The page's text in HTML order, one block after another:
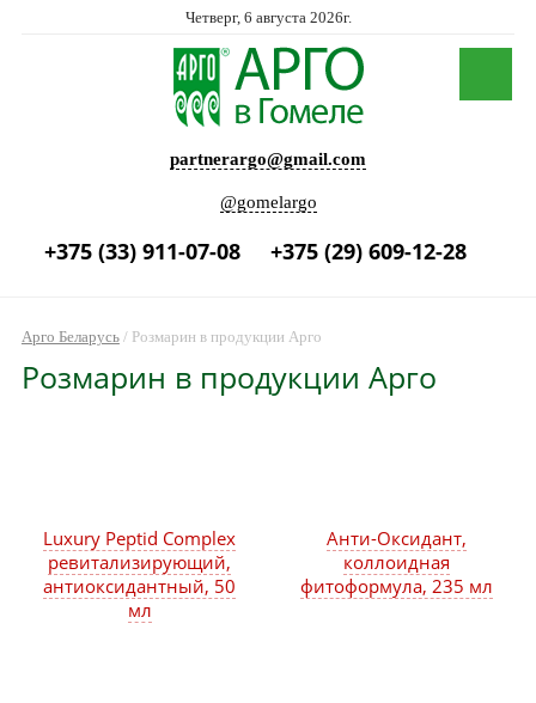
Четверг, 6 августа 2026г.
partnerargo@gmail.com
@gomelargo
+375 (33) 911-07-08 +375 (29) 609-12-28
Арго Беларусь/ Розмарин в продукции Арго
Розмарин в продукции Арго
Luxury Peptid Complex
ревитализирующий,
антиоксидантный, 50
мл
Анти-Оксидант,
коллоидная
фитоформула, 235 мл